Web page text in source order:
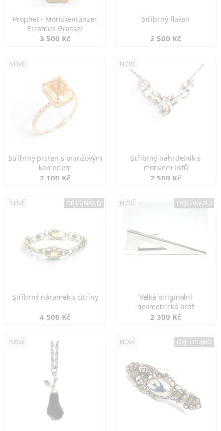
Prophet - Moriskentänzer,
Erasmus Grasser
3 500 Kč
Stříbrný flakon
2 500 Kč
NOVÉ
Stříbrný prsten s oranžovým
kamenem
2 100 Kč
NOVÉ
Stříbrný náhrdelník s
motivem listů
2 500 Kč
NOVÉ OBJEDNÁNO
Stříbrný náramek s citríny
4 500 Kč
NOVÉ OBJEDNÁNO
Velká oiriginální
geometrická brož
2 300 Kč
NOVÉ NOVÉ OBJEDNÁNO